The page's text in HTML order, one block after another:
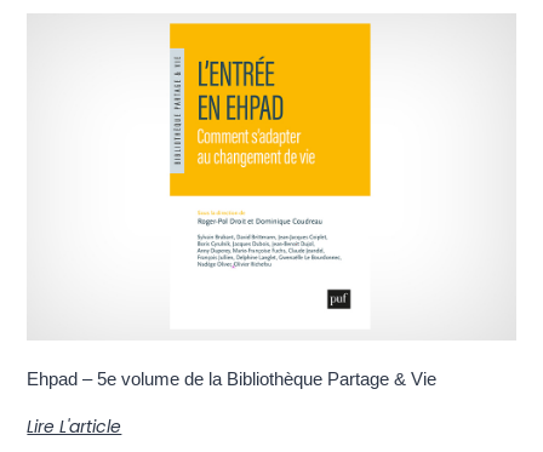
Ehpad – 5e volume de la Bibliothèque Partage & Vie
Lire L'article